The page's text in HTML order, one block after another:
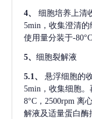
4、 细胞培养上清
5min，收集澄清
使用量分装于-
5、 细胞裂解液
5.1、 悬浮细胞的
5min，收集细胞
8°C，2500rpm 离
解液及适量蛋白酶